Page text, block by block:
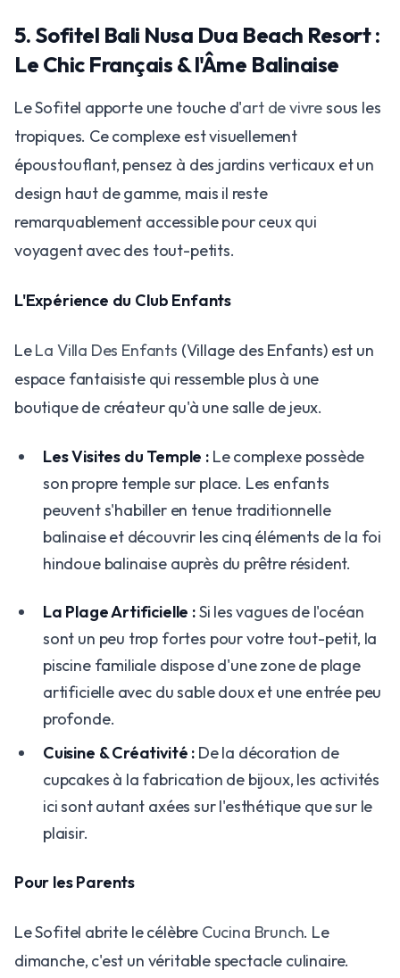
5. Sofitel Bali Nusa Dua Beach Resort :
Le Chic Français & l'Âme Balinaise
Le Sofitel apporte une touche d'art de vivresous les
tropiques. Ce complexe est visuellement
époustouflant, pensez à des jardins verticaux et un
design haut de gamme, mais il reste
remarquablement accessible pour ceux qui
voyagent avec des tout-petits.
L'Expérience du Club Enfants
LeLa Villa Des Enfants (Village des Enfants) est un
espace fantaisiste qui ressemble plus à une
boutique de créateur qu'à une salle de jeux.
Les Visites du Temple :Le complexe possède
son propre temple sur place. Les enfants
peuvent s'habiller en tenue traditionnelle
balinaise et découvrir les cinq éléments de la foi
hindoue balinaise auprès du prêtre résident.
La Plage Artificielle :Si les vagues de l'océan
sont un peu trop fortes pour votre tout-petit, la
piscine familiale dispose d'une zone de plage
artificielle avec du sable doux et une entrée peu
profonde.
Cuisine & Créativité : De la décoration de
cupcakes à la fabrication de bijoux, les activités
ici sont autant axées sur l'esthétique que sur le
plaisir.
Pour les Parents
Le Sofitel abrite le célèbre Cucina Brunch. Le
dimanche, c'est un véritable spectacle culinaire.